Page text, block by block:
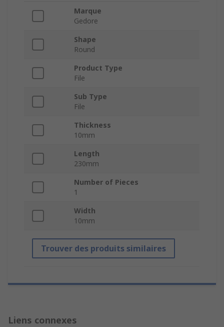
Marque
Gedore
Shape
Round
Product Type
File
Sub Type
File
Thickness
10mm
Length
230mm
Number of Pieces
1
Width
10mm
Trouver des produits similaires
Liens connexes